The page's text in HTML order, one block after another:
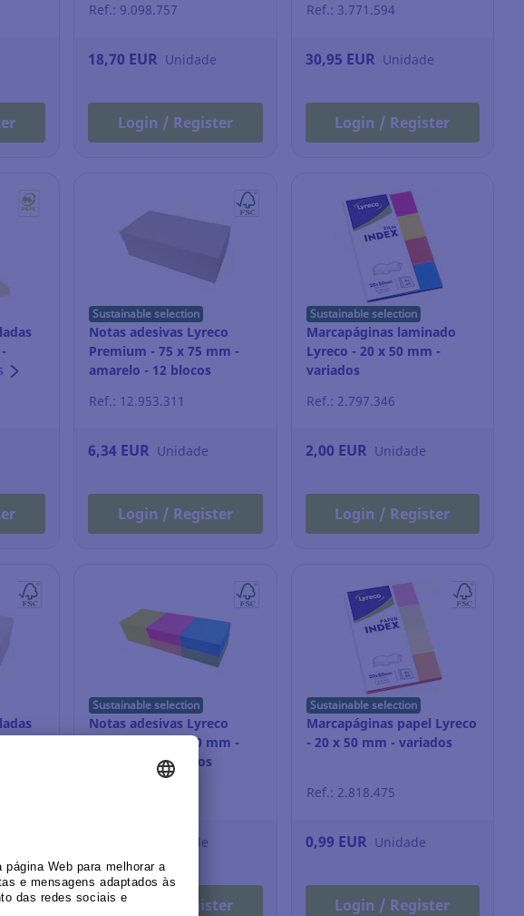
Ref.: 9.098.757
18,70 EUR Unidade
Login / Register
Ref.: 3.771.594
30,95 EUR Unidade
Login / Register
Sustainable selection
Notas adesivas Lyreco
Premium - 75 x 75 mm -
amarelo - 12 blocos
Ref.: 12.953.311
6,34 EUR Unidade
Login / Register
Sustainable selection
Marcapáginas laminado
Lyreco - 20 x 50 mm -
variados
Ref.: 2.797.346
2,00 EUR Unidade
Login / Register
Sustainable selection
Notas adesivas Lyreco
Premium - 50 x 50 mm -
summer - 12 blocos
Unidade
Login / Register
Sustainable selection
Marcapáginas papel Lyreco
- 20 x 50 mm - variados
Ref.: 2.818.475
0,99 EUR Unidade
Login / Register